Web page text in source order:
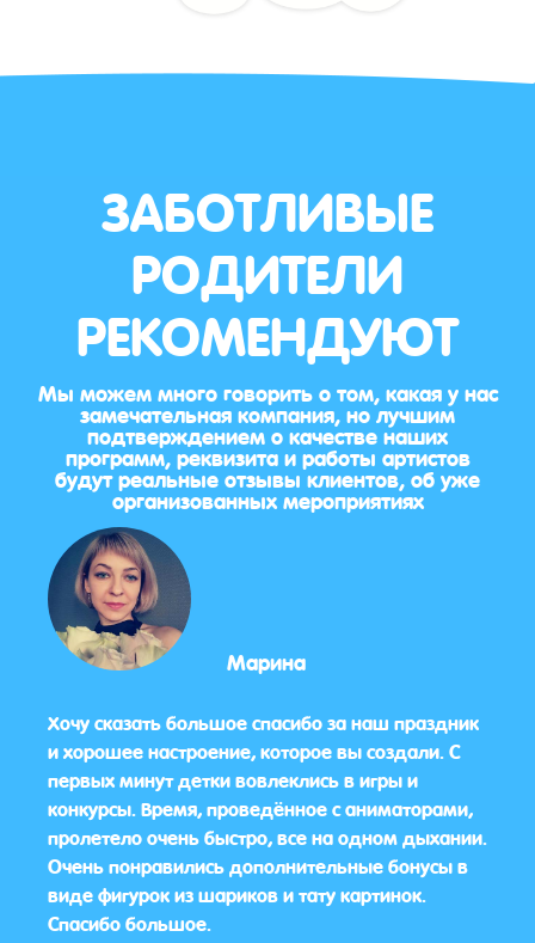
ЗАБОТЛИВЫЕ
РОДИТЕЛИ
РЕКОМЕНДУЮТ
Мы можем много говорить о том, какая у нас
замечательная компания, но лучшим
подтверждением о качестве наших
программ, реквизита и работы артистов
будут реальные отзывы клиентов, об уже
организованных мероприятиях
Марина
Хочу сказать большое спасибо за наш праздник
и хорошее настроение, которое вы создали. С
первых минут детки вовлеклись в игры и
конкурсы. Время, проведённое с аниматорами,
пролетело очень быстро, все на одном дыхании.
Очень понравились дополнительные бонусы в
виде фигурок из шариков и тату картинок.
Спасибо большое.